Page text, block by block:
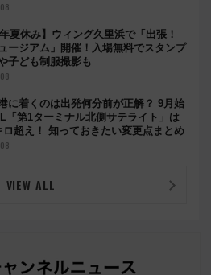
年夏休み】ウィング久里浜で「出張！
ージアム」開催！入場無料でスタンプ
子ども制服撮影も
に着くのは出発何分前が正解？ 9月始
「第1ターミナル北側サテライト」は
ロ超え！ 知っておきたい変更点まとめ
VIEW ALL